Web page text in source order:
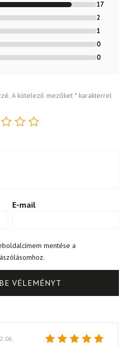
/ 5
17
2
1
0
0
A kötelező mezőket *karakterrel
E-mail
mentése a